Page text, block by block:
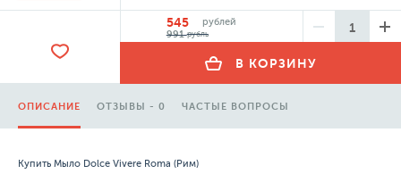
545
рублей
991рубль
В КОРЗИНУ
ОПИСАНИЕ ОТЗЫВЫ - 0 ЧАСТЫЕ ВОПРОСЫ
Купить Мыло Dolce Vivere Roma (Рим)